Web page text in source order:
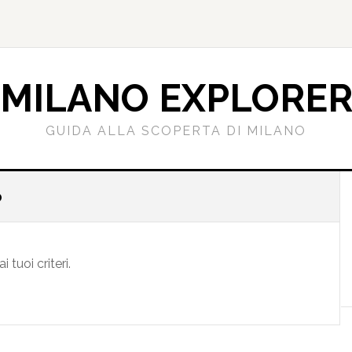
MILANO EXPLORER
GUIDA ALLA SCOPERTA DI MILANO
tuoi criteri.